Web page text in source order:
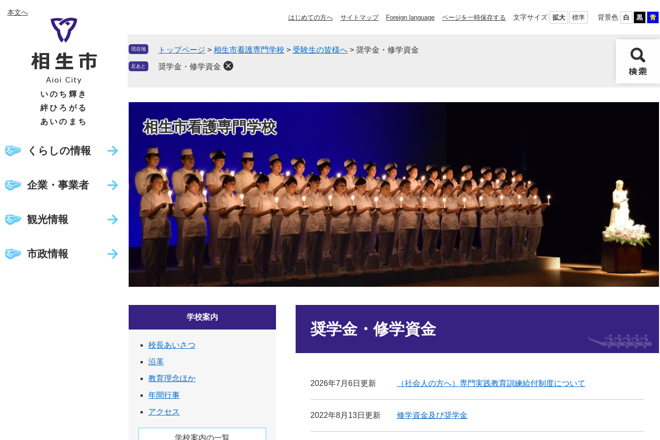
ー
ニ
本文へ
いのち輝き
絆ひろがる
あいのまち
くらしの情報
企業・事業者
観光情報
市政情報
はじめての方へ サイトマップ Foreign language ページを一時保存する 文字サイズ 拡大 標準 背景色 白 黒 青
現在地 トップページ > 相生市看護専門学校 > 受験生の皆様へ > 奨学金・修学資金
足あと 奨学金・修学資金
相生市看護専門学校
奨学金・修学資金
2026年7月6日更新 （社会人の方へ）専門実践教育訓練給付制度について
2022年8月13日更新 修学資金及び奨学金
学校案内
校長あいさつ
沿革
教育理念ほか
年間行事
アクセス
学校案内の一覧